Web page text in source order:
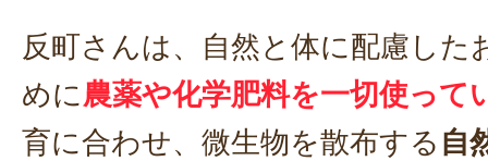
反町さんは、自然と体に配慮した
めに農薬や化学肥料を一切使って
育に合わせ、微生物を散布する 自